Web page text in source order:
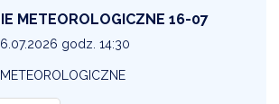
METEOROLOGICZNE 16-07
godz. 14:30